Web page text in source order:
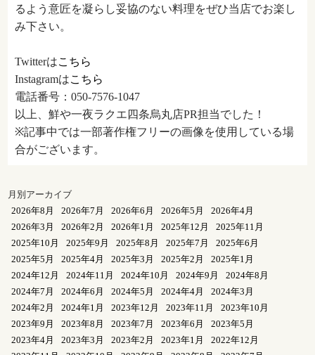
るよう意匠を凝らし妥協のない料理をぜひ当店でお楽し
み下さい。
Twitterはこちら
Instagramはこちら
電話番号：050-7576-1047
以上、鮮や一夜ラクエ四条烏丸店PR担当でした！
※記事中では一部著作権フリーの画像を使用している場
合がございます。
月別アーカイブ
2026年8月
2026年7月 2026年6月 2026年5月
2026年4月
2026年3月
2026年2月 2026年1月 2025年12月
2025年11月
2025年10月
2025年9月 2025年8月 2025年7月
2025年6月
2025年5月
2025年4月 2025年3月 2025年2月
2025年1月
2024年12月
2024年11月 2024年10月 2024年9月
2024年8月
2024年7月
2024年6月 2024年5月 2024年4月
2024年3月
2024年2月
2024年1月 2023年12月 2023年11月
2023年10月
2023年9月
2023年8月 2023年7月 2023年6月
2023年5月
2023年4月
2023年3月 2023年2月 2023年1月
2022年12月